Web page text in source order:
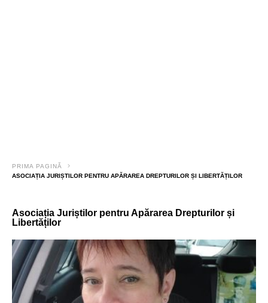
PRIMA PAGINĂ
ASOCIAȚIA JURIȘTILOR PENTRU APĂRAREA DREPTURILOR ȘI LIBERTĂȚILOR
Asociația Juriștilor pentru Apărarea Drepturilor și
Libertăților